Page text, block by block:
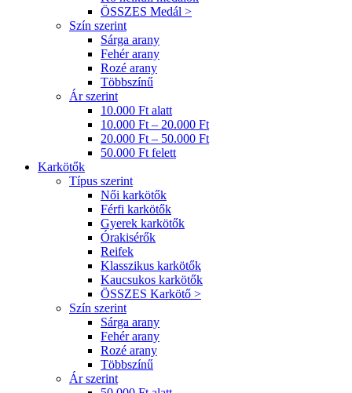
ÖSSZES Medál >
Szín szerint
Sárga arany
Fehér arany
Rozé arany
Többszínű
Ár szerint
10.000 Ft alatt
10.000 Ft – 20.000 Ft
20.000 Ft – 50.000 Ft
50.000 Ft felett
Karkötők
Típus szerint
Női karkötők
Férfi karkötők
Gyerek karkötők
Órakisérők
Reifek
Klasszikus karkötők
Kaucsukos karkötők
ÖSSZES Karkötő >
Szín szerint
Sárga arany
Fehér arany
Rozé arany
Többszínű
Ár szerint